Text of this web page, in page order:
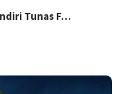
Tunas F…